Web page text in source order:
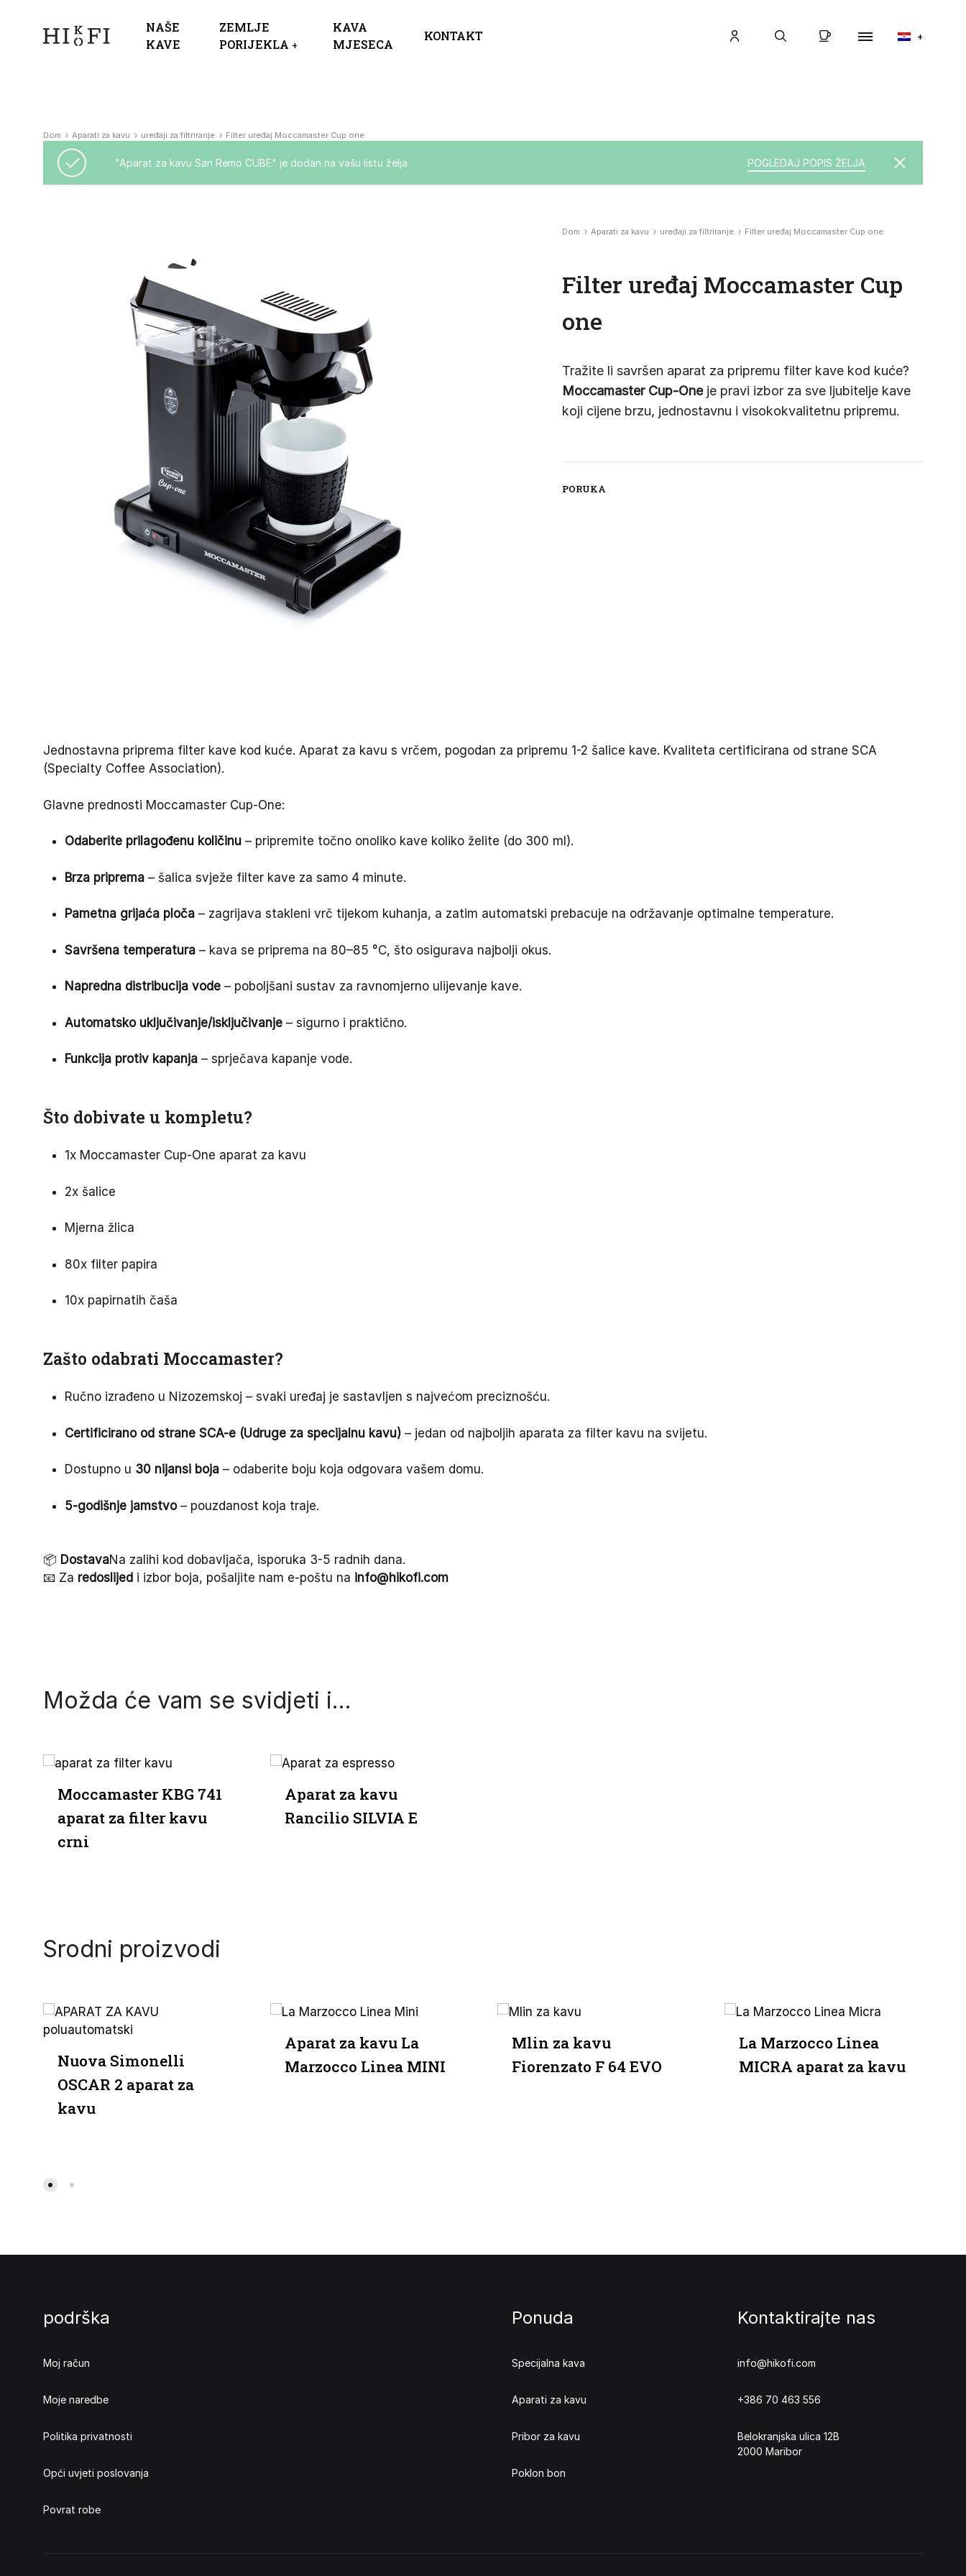
kave
koju
možete
NAŠE
KAVE
ZEMLJE
PORIJEKLA +
KAVA
MJESECA
KONTAKT Prijavite se
Pretraživanje
KošaricaJelovnik+
Dom Aparati za kavu uređaji za filtriranje Filter uređaj Moccamaster Cup one
POGLEDAJ POPIS ŽELJA
"Aparat za kavu San Remo CUBE" je dodan na vašu listu želja
Dom Aparati za kavu uređaji za filtriranje Filter uređaj Moccamaster Cup one
Filter uređaj Moccamaster Cup
one
Tražite li savršen aparat za pripremu filter kave kod kuće?
Moccamaster Cup-Oneje pravi izbor za sve ljubitelje kave
koji cijene brzu, jednostavnu i visokokvalitetnu pripremu.
PORUKA
Jednostavna priprema filter kave kod kuće. Aparat za kavu s vrčem, pogodan za pripremu 1-2 šalice kave. Kvaliteta certificirana od strane SCA
(Specialty Coffee Association).
Glavne prednosti Moccamaster Cup-One:
Odaberite prilagođenu količinu – pripremite točno onoliko kave koliko želite (do 300 ml).
Brza priprema – šalica svježe filter kave za samo 4 minute.
Pametna grijaća ploča – zagrijava stakleni vrč tijekom kuhanja, a zatim automatski prebacuje na održavanje optimalne temperature.
Savršena temperatura – kava se priprema na 80–85 °C, što osigurava najbolji okus.
Napredna distribucija vode – poboljšani sustav za ravnomjerno ulijevanje kave.
Automatsko uključivanje/isključivanje – sigurno i praktično.
Funkcija protiv kapanja – sprječava kapanje vode.
Što dobivate u kompletu?
1x Moccamaster Cup-One aparat za kavu
2x šalice
Mjerna žlica
80x filter papira
10x papirnatih čaša
Zašto odabrati Moccamaster?
Ručno izrađeno u Nizozemskoj – svaki uređaj je sastavljen s najvećom preciznošću.
Certificirano od strane SCA-e (Udruge za specijalnu kavu) – jedan od najboljih aparata za filter kavu na svijetu.
Dostupno u 30 nijansi boja – odaberite boju koja odgovara vašem domu.
5-godišnje jamstvo– pouzdanost koja traje.
📦 DostavaNa zalihi kod dobavljača, isporuka 3-5 radnih dana.
📧 Za redoslijed i izbor boja, pošaljite nam e-poštu na info@hikofi.com
Možda će vam se svidjeti i…
Moccamaster KBG 741
aparat za filter kavu
crni
Aparat za kavu
Rancilio SILVIA E
Srodni proizvodi
Nuova Simonelli
OSCAR 2 aparat za
kavu
Aparat za kavu La
Marzocco Linea MINI
Mlin za kavu
Fiorenzato F 64 EVO
La Marzocco Linea
MICRA aparat za kavu
podrška
Moj račun
Moje naredbe
Politika privatnosti
Opći uvjeti poslovanja
Povrat robe
Ponuda
Specijalna kava
Aparati za kavu
Pribor za kavu
Poklon bon
Kontaktirajte nas
info@hikofi.com
+386 70 463 556
Belokranjska ulica 12B
2000 Maribor